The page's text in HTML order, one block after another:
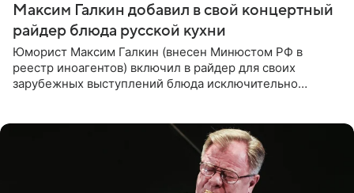
Максим Галкин добавил в свой концертный
райдер блюда русской кухни
Юморист Максим Галкин (внесен Минюстом РФ в
реестр иноагентов) включил в райдер для своих
зарубежных выступлений блюда исключительно